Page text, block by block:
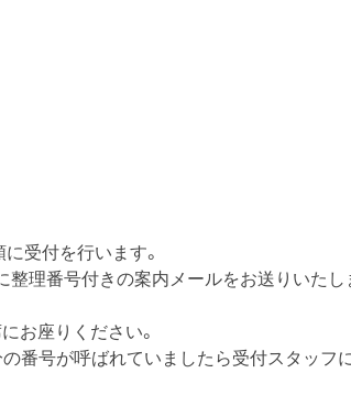
受付を行います。
整理番号付きの案内メールをお送りいた
お座りください。
の番号が呼ばれていましたら受付スタッフ